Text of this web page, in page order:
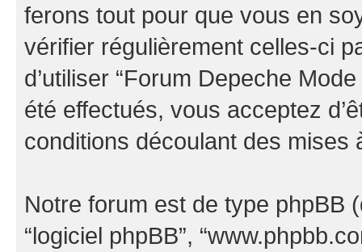
ferons tout pour que vous en
vérifier régulièrement celles-ci
d’utiliser “Forum Depeche
été effectués, vous acceptez
conditions découlant des mises
Notre forum est de type phpBB
“logiciel phpBB”,